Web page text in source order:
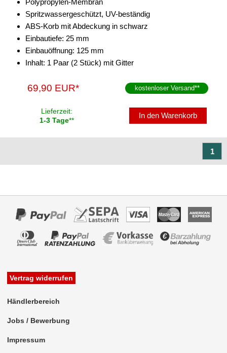
Polypropylen-Membran
Spritzwassergeschützt, UV-beständig
ABS-Korb mit Abdeckung in schwarz
Einbautiefe: 25 mm
Einbauöffnung: 125 mm
Inhalt: 1 Paar (2 Stück) mit Gitter
69,90 EUR* kostenloser Versand**
Lieferzeit:
1-3 Tage**
In den Warenkorb
1
Vertrag widerrufen
Händlerbereich
Jobs / Bewerbung
Impressum